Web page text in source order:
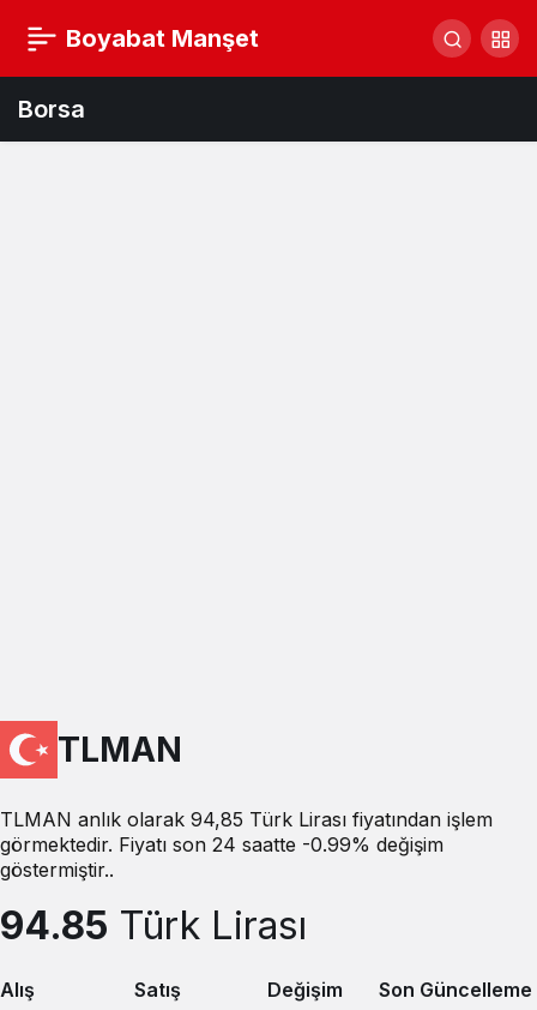
Boyabat Manşet
Borsa
TLMAN
TLMAN anlık olarak 94,85 Türk Lirası fiyatından işlem
görmektedir. Fiyatı son 24 saatte -0.99% değişim
göstermiştir..
94.85 Türk Lirası
Alış
Satış
Değişim
Son Güncelleme